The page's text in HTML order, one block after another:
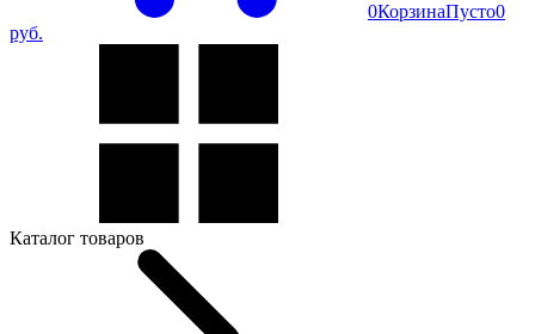
0КорзинаПусто0
руб.
Каталог товаров